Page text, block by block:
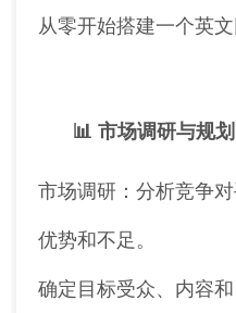
从零开始搭建一个英文
📊 市场调研与规划
市场调研：分析竞争
优势和不足。
确定目标受众、内容